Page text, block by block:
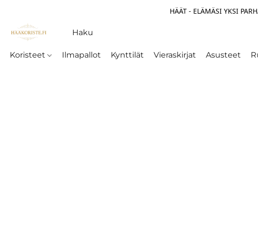
HÄÄT - ELÄMÄSI YKSI
Koristeet Ilmapallot Kynttilät Vieraskirjat Asusteet